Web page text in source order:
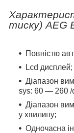
тиску) AEG
Повністю
Lcd дисплей;
Діапазон
sys: 60 ― 260 /
Діапазон
у хвилину;
Одночасна